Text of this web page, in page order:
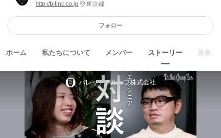
http://bltinc.co.jp 東京都
フォロー
ホーム 私たちについて メンバー ストーリー 募集
バレットグループ株式会社